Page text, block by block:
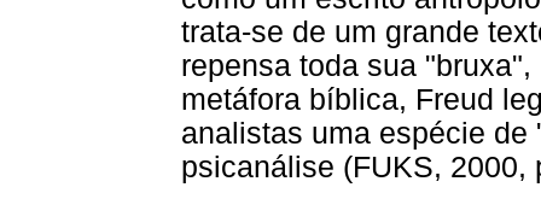
trata-se de um grande
repensa toda sua
metáfora bíblica, Freud
analistas uma espécie
psicanálise (FUKS, 2000,